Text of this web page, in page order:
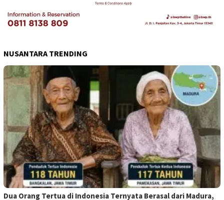
NUSANTARA TRENDING
Dua Orang Tertua di Indonesia Ternyata Berasal dari Madura,